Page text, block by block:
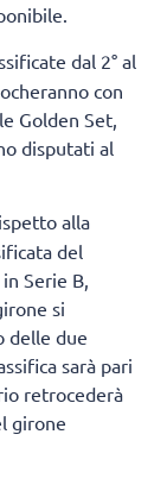
dal 2° al
con
Golden Set,
disputati al
alla
del
Serie B,
si
delle due
sarà pari
retrocederà
girone